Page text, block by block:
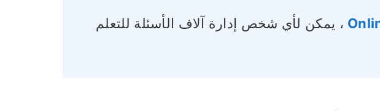
، يمكن لأي شخص إدارة آلاف الأسئلة للتعلم